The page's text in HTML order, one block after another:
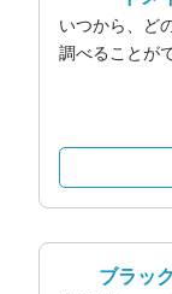
いつから、ど
調べることが
ブラッ